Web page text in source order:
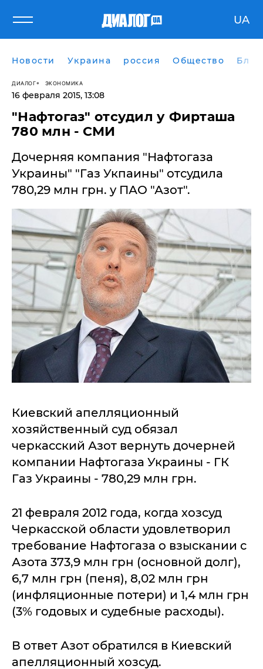
UA
Новости Украина россия Общество
ДИАЛОГ ЭКОНОМИКА
16 февраля 2015, 13:08
"Нафтогаз" отсудил у Фирташа
780 млн - СМИ
Дочерняя компания "Нафтогаза
Украины" "Газ Укпаины" отсудила
780,29 млн грн. у ПАО "Азот".
Киевский апелляционный
хозяйственный суд обязал
черкасский Азот вернуть дочерней
компании Нафтогаза Украины - ГК
Газ Украины - 780,29 млн грн.
21 февраля 2012 года, когда хозсуд
Черкасской области удовлетворил
требование Нафтогаза о взыскании с
Азота 373,9 млн грн (основной долг),
6,7 млн грн (пеня), 8,02 млн грн
(инфляционные потери) и 1,4 млн грн
(3% годовых и судебные расходы).
В ответ Азот обратился в Киевский
апелляционный хозсуд.